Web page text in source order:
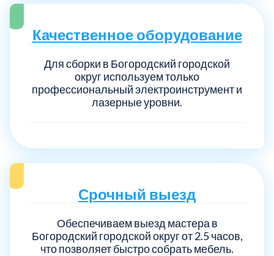
Качественное оборудование
Для сборки в Богородский городской
округ используем только
профессиональный электроинструмент и
лазерные уровни.
Срочный выезд
Обеспечиваем выезд мастера в
Богородский городской округ от 2.5 часов,
что позволяет быстро собрать мебель.